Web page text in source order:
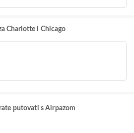
Charlotte i Chicago
putovati s Airpazom